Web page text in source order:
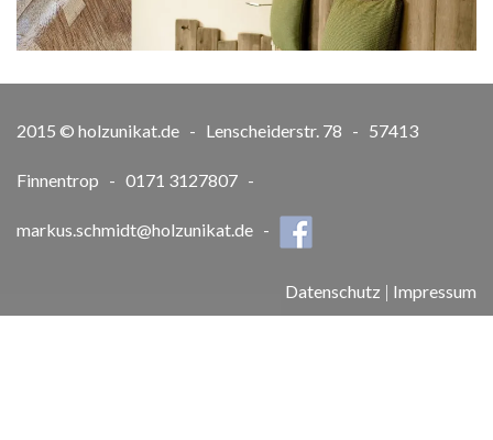
2015 © holzunikat.de - Lenscheiderstr. 78 - 57413
Finnentrop - 0171 3127807 -
markus.schmidt@holzunikat.de -
Datenschutz | Impressum